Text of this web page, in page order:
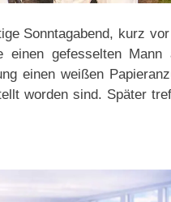
Sonntagabend, kurz
einen gefesselten
einen weißen
worden sind. Später